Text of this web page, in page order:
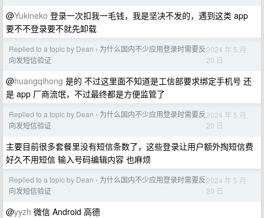
@Yukineko 登录一次扣我一毛钱，我是坚决不发的，遇到这类 app
要不不登录要不就先卸载
Replied to a topic by Dean › 为什么国内不少应用登录时需要反
向发短信验证
2024 年 5 月
20 日
@huangqihong 是的 不过这里面不知道是工信部要求绑定手机号 还
是 app 厂商流氓，不过最终都是方便监管了
Replied to a topic by Dean › 为什么国内不少应用登录时需要反
向发短信验证
2024 年 5 月
20 日
主要目前很多套餐里没有短信条数了，这些登录让用户额外掏短信费
好久不用短信 输入号码编辑内容 也麻烦
Replied to a topic by Dean › 为什么国内不少应用登录时需要反
向发短信验证
2024 年 5 月
20 日
@yyzh 微信 Android 高德